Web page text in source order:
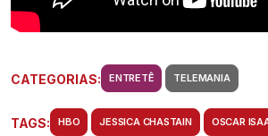
CATEGORIAS: ENTRETÊ TELEMANIA
TAGS: HBO JESSICA CHASTAIN OSCAR